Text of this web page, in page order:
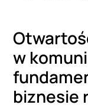
w
biznesie